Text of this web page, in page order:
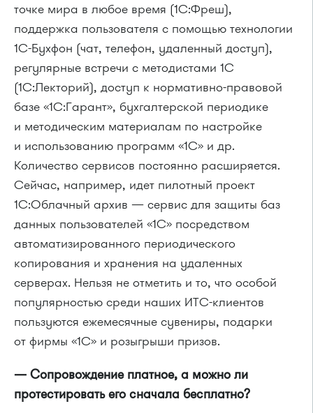
точке мира в любое время (1С:Фреш),
поддержка пользователя с помощью технологии
1С-Бухфон (чат, телефон, удаленный доступ),
регулярные встречи с методистами 1С
(1С:Лекторий), доступ к нормативно-правовой
базе «1С:Гарант», бухгалтерской периодике
и методическим материалам по настройке
и использованию программ «1С» и др.
Количество сервисов постоянно расширяется.
Сейчас, например, идет пилотный проект
1С:Облачный архив — сервис для защиты баз
данных пользователей «1С» посредством
автоматизированного периодического
копирования и хранения на удаленных
серверах. Нельзя не отметить и то, что особой
популярностью среди наших ИТС-клиентов
пользуются ежемесячные сувениры, подарки
от фирмы «1С» и розыгрыши призов.
— Сопровождение платное, а можно ли
протестировать его сначала бесплатно?